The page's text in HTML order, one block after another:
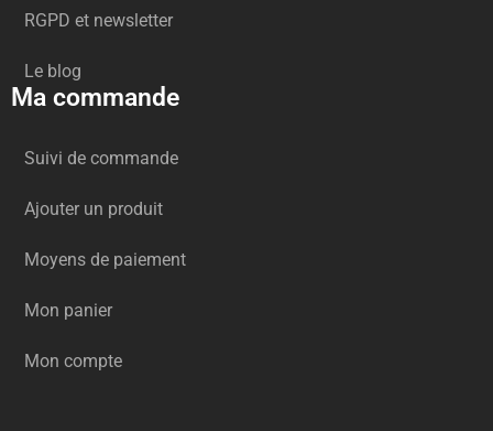
RGPD et newsletter
Le blog
Ma commande
Suivi de commande
Ajouter un produit
Moyens de paiement
Mon panier
Mon compte